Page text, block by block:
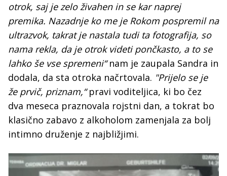
otrok, saj je zelo živahen in se kar naprej
premika. Nazadnje ko me je Rokom pospremil na
ultrazvok, takrat je nastala tudi ta fotografija, so
nama rekla, da je otrok videti pončkasto, a to se
lahko še vse spremeni“nam je zaupala Sandra in
dodala, da sta otroka načrtovala. "Prijelo se je
že prvič, priznam,“pravi voditeljica, ki bo čez
dva meseca praznovala rojstni dan, a tokrat bo
klasično zabavo z alkoholom zamenjala za bolj
intimno druženje z najbližjimi.